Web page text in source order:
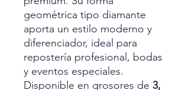
geométrica tipo diamante
aporta un estilo moderno y
diferenciador, ideal para
repostería profesional, bodas
y eventos especiales.
Disponible en grosores de 3,